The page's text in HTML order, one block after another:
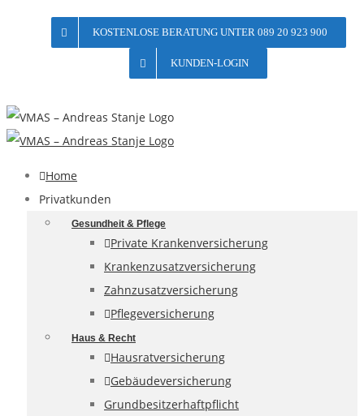
KOSTENLOSE BERATUNG UNTER 089 20 923 900
KUNDEN-LOGIN
Home
Privatkunden
Gesundheit & Pflege
Private Krankenversicherung
Krankenzusatzversicherung
Zahnzusatzversicherung
Pflegeversicherung
Haus & Recht
Hausratversicherung
Gebäudeversicherung
Grundbesitzerhaftpflicht